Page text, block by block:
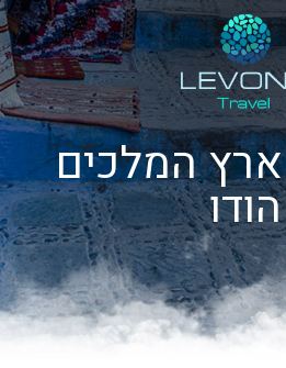
המלכים
הודו